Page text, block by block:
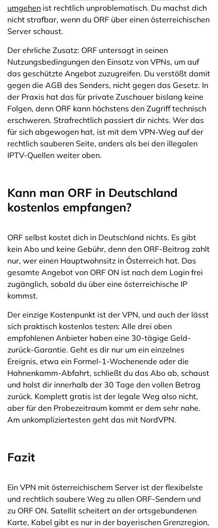
umgehen ist rechtlich unproblematisch. Du machst dich
nicht strafbar, wenn du ORF über einen österreichischen
Server schaust.
Der ehrliche Zusatz: ORF untersagt in seinen
Nutzungsbedingungen den Einsatz von VPNs, um auf
das geschützte Angebot zuzugreifen. Du verstößt damit
gegen die AGB des Senders, nicht gegen das Gesetz. In
der Praxis hat das für private Zuschauer bislang keine
Folgen, denn ORF kann höchstens den Zugriff technisch
erschweren. Strafrechtlich passiert dir nichts. Wer das
für sich abgewogen hat, ist mit dem VPN-Weg auf der
rechtlich sauberen Seite, anders als bei den illegalen
IPTV-Quellen weiter oben.
Kann man ORF in Deutschland
kostenlos empfangen?
ORF selbst kostet dich in Deutschland nichts. Es gibt
kein Abo und keine Gebühr, denn den ORF-Beitrag zahlt
nur, wer einen Hauptwohnsitz in Österreich hat. Das
gesamte Angebot von ORF ON ist nach dem Login frei
zugänglich, sobald du über eine österreichische IP
kommst.
Der einzige Kostenpunkt ist der VPN, und auch der lässt
sich praktisch kostenlos testen: Alle drei oben
empfohlenen Anbieter haben eine 30-tägige Geld-
zurück-Garantie. Geht es dir nur um ein einzelnes
Ereignis, etwa ein Formel-1-Wochenende oder die
Hahnenkamm-Abfahrt, schließt du das Abo ab, schaust
und holst dir innerhalb der 30 Tage den vollen Betrag
zurück. Komplett gratis ist der legale Weg also nicht,
aber für den Probezeitraum kommt er dem sehr nahe.
Am unkompliziertesten geht das mit NordVPN.
Fazit
Ein VPN mit österreichischem Server ist der flexibelste
und rechtlich saubere Weg zu allen ORF-Sendern und
zu ORF ON. Satellit scheitert an der ortsgebundenen
Karte, Kabel gibt es nur in der bayerischen Grenzregion,